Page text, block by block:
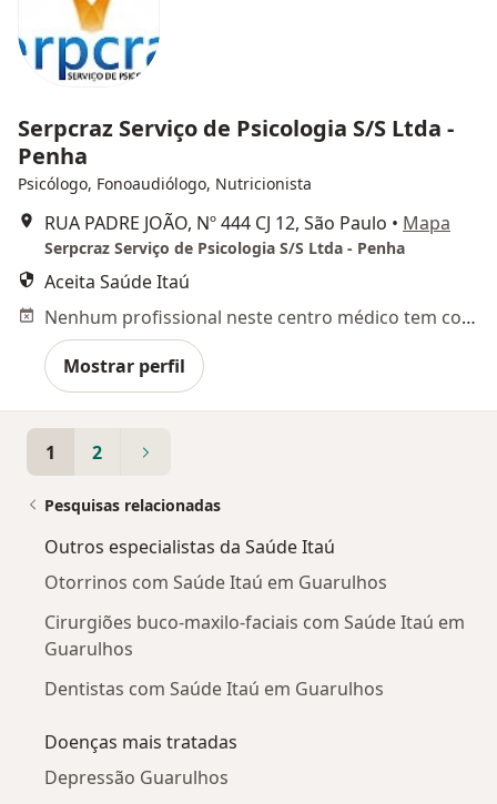
Serpcraz Serviço de Psicologia S/S Ltda -
Penha
Psicólogo, Fonoaudiólogo, Nutricionista
RUA PADRE JOÃO, Nº 444 CJ 12, São Paulo • Mapa
Serpcraz Serviço de Psicologia S/S Ltda - Penha
Aceita Saúde Itaú
Nenhum profissional neste centro médico tem consultas disponíveis
Mostrar perfil
1 2
Pesquisas relacionadas
Outros especialistas da Saúde Itaú
Otorrinos com Saúde Itaú em Guarulhos
Cirurgiões buco-maxilo-faciais com Saúde Itaú em
Guarulhos
Dentistas com Saúde Itaú em Guarulhos
Doenças mais tratadas
Depressão Guarulhos